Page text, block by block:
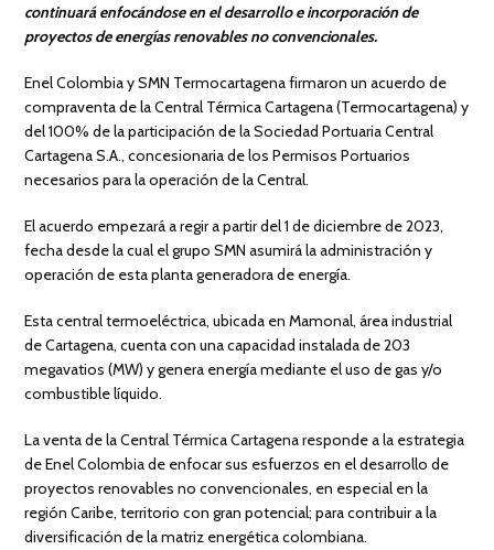
continuará enfocándose en el desarrollo e incorporación de
proyectos de energías renovables no convencionales.
Enel Colombia y SMN Termocartagena firmaron un acuerdo de
compraventa de la Central Térmica Cartagena (Termocartagena) y
del 100% de la participación de la Sociedad Portuaria Central
Cartagena S.A., concesionaria de los Permisos Portuarios
necesarios para la operación de la Central.
El acuerdo empezará a regir a partir del 1 de diciembre de 2023,
fecha desde la cual el grupo SMN asumirá la administración y
operación de esta planta generadora de energía.
Esta central termoeléctrica, ubicada en Mamonal, área industrial
de Cartagena, cuenta con una capacidad instalada de 203
megavatios (MW) y genera energía mediante el uso de gas y/o
combustible líquido.
La venta de la Central Térmica Cartagena responde a la estrategia
de Enel Colombia de enfocar sus esfuerzos en el desarrollo de
proyectos renovables no convencionales, en especial en la
región Caribe, territorio con gran potencial; para contribuir a la
diversificación de la matriz energética colombiana.